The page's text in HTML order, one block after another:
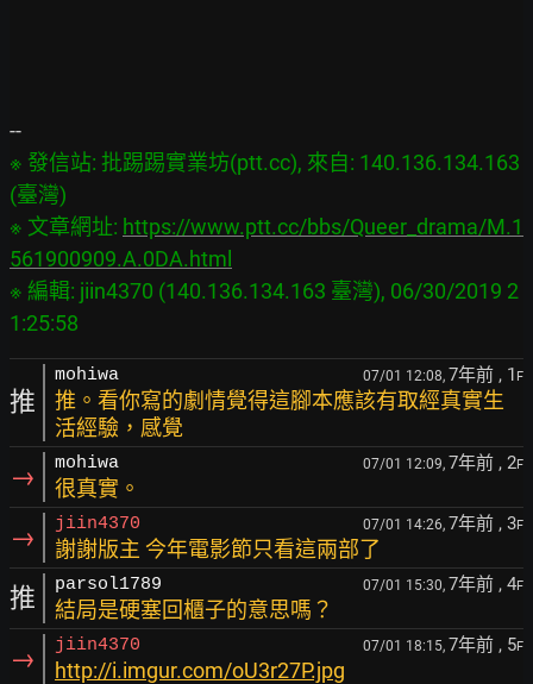
※ 發信站: 批踢踢實業坊(ptt.cc), 來自: 140.136.134.163
(臺灣)
※ 文章網址: https://www.ptt.cc/bbs/Queer_drama/M.1
561900909.A.0DA.html
※ 編輯: jiin4370 (140.136.134.163 臺灣), 06/30/2019 2
推
mohiwa 07/01 12:08, 7年前 , 1 F
推。看你寫的劇情覺得這腳本應該有取經真實生
活經驗，感覺
→ mohiwa 07/01 12:09, 7年前 , 2F
很真實。
→ jiin4370 07/01 14:26, 7年前 , 3F
謝謝版主 今年電影節只看這兩部了
推 parsol1789 07/01 15:30, 7年前 , 4F
結局是硬塞回櫃子的意思嗎？
→ jiin4370 07/01 18:15, 7年前 , 5F
http://i.imgur.com/oU3r27P.jpg